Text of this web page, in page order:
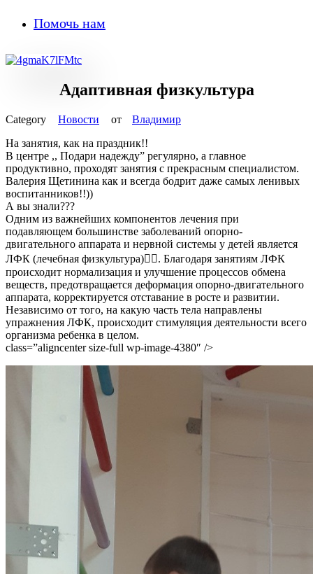
Помочь нам
Адаптивная физкультура
от Владимир
Новости
На занятия, как на праздник!!
В центре ,, Подари надежду” регулярно, а главное
продуктивно, проходят занятия с прекрасным специалистом.
Валерия Щетинина как и всегда бодрит даже самых ленивых
воспитанников!!))
А вы знали???
Одним из важнейших компонентов лечения при
подавляющем большинстве заболеваний опорно-
двигательного аппарата и нервной системы у детей является
ЛФК (лечебная физкультура)👯‍♂. Благодаря занятиям ЛФК
происходит нормализация и улучшение процессов обмена
веществ, предотвращается деформация опорно-двигательного
аппарата, корректируется отставание в росте и развитии.
Независимо от того, на какую часть тела направлены
упражнения ЛФК, происходит стимуляция деятельности всего
организма ребенка в целом.
class=”aligncenter size-full wp-image-4380″ />